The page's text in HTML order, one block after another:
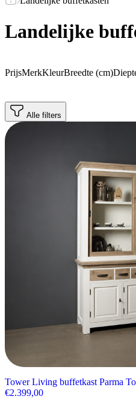
Landelijke
PrijsMerkKleurBreedte (cm)
Alle filters
Tower Living buffetkast Parma
€2.399,00